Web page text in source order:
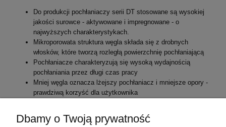
Do produkcji pochłaniaczy serii DT stosowane są wysokiej
jakości surowce - aktywowane i impregnowane - o
najwyższych charakterystykach.
Mikroporowata struktura węgla składa się z drobnych
włosków, które tworzą rozległą powierzchnię pochłaniającą
Pochłaniacze charakteryzują się wysoką wydajnością
pochłaniania przez długi czas pracy
Mniej węgla oznacza lżejszy pochłaniacz i mniejsze opory -
prawdziwą korzyść dla użytkownika
europejskiej przy zastosowaniu tylko 220-320 ml węgla.
Dbamy o Twoją prywatność